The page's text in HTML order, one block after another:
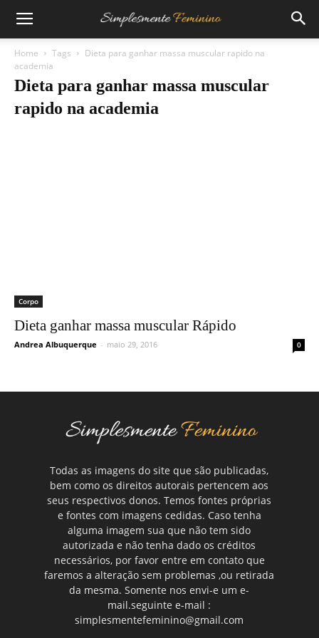
Home Tags
Dieta para ganhar massa muscular rapido na
academia
Dieta para ganhar massa muscular
rapido na academia
Corpo
Dieta ganhar massa muscular Rápido
Andrea Albuquerque - maio 29, 2016 0
Todas as imagens do site que são publicadas,
bem como os direitos autorais pertencem aos
seus respectivos donos. Temos fontes próprias
e fontes com imagens cedidas. Caso tenha
alguma imagem sua que não tem sido
autorizada e não tenha dado os créditos
necessários, por favor entre em contato que
faremos a alteração sem problemas ,ou retirada
da mesma. Somente nos envi-e um e-
mail.seguinte e-mail :
simplesmentefeminino@gmail.com